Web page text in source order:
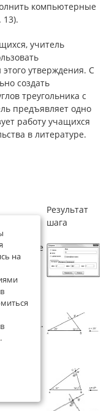
компьютерные
13).
учитель
утверждения. С
создать
треугольника с
предъявляет одно
работу учащихся
в литературе.
Результат
шага
создайте
2.
лучей
на
.